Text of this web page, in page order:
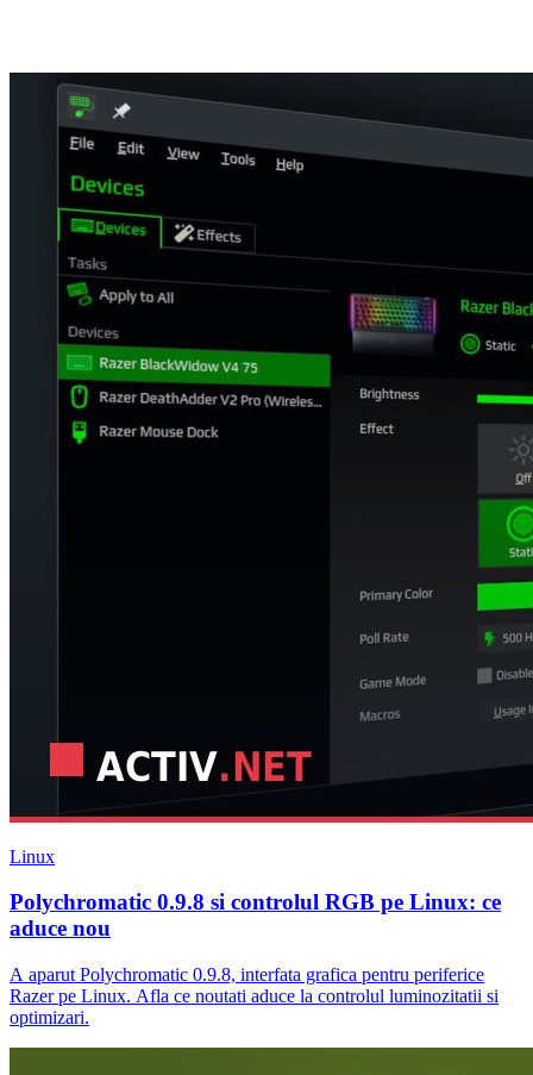
Linux
Polychromatic 0.9.8 si controlul RGB pe Linux: ce
aduce nou
A aparut Polychromatic 0.9.8, interfata grafica pentru periferice
Razer pe Linux. Afla ce noutati aduce la controlul luminozitatii si
optimizari.